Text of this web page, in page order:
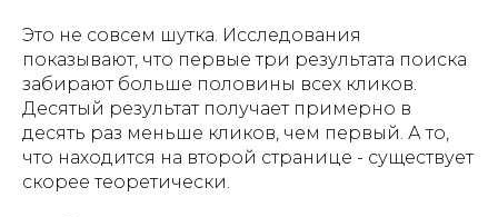
Это не совсем шутка. Исследования
показывают, что первые три результата поиска
забирают больше половины всех кликов.
Десятый результат получает примерно в
десять раз меньше кликов, чем первый. А то,
что находится на второй странице - существует
скорее теоретически.